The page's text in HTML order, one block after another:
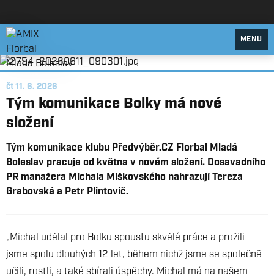
AMIX Florbal Mladá Boleslav
MENU
čt 11. 6. 2026
Tým komunikace Bolky má nové
složení
Tým komunikace klubu Předvýběr.CZ Florbal Mladá
Boleslav pracuje od května v novém složení. Dosavadního
PR manažera Michala Miškovského nahrazují Tereza
Grabovská a Petr Plintovič.
„Michal udělal pro Bolku spoustu skvělé práce a prožili
jsme spolu dlouhých 12 let, během nichž jsme se společně
učili, rostli, a také sbírali úspěchy. Michal má na našem